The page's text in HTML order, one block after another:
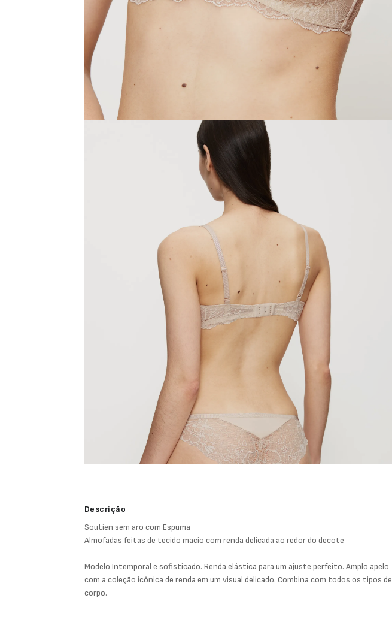
Descrição
Soutien sem aro com Espuma
Almofadas feitas de tecido macio com renda delicada ao redor do decote
Modelo Intemporal e sofisticado. Renda elástica para um ajuste perfeito. Amplo apelo
com a coleção icônica de renda em um visual delicado. Combina com todos os tipos de
corpo.